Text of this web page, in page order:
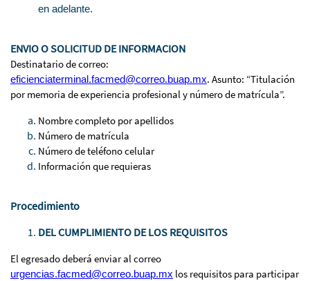
en adelante.
ENVIO O SOLICITUD DE INFORMACION
Destinatario de correo:
eficienciaterminal.facmed@correo.buap.mx. Asunto: “Titulación
por memoria de experiencia profesional y número de matrícula”.
Nombre completo por apellidos
Número de matrícula
Número de teléfono celular
Información que requieras
Procedimiento
DEL CUMPLIMIENTO DE LOS REQUISITOS
El egresado deberá enviar al correo
urgencias.facmed@correo.buap.mx los requisitos para participar